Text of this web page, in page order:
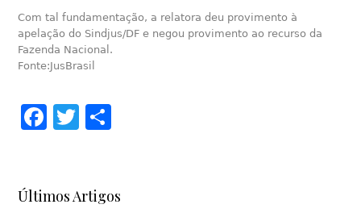
Com tal fundamentação, a relatora deu provimento à
apelação do Sindjus/DF e negou provimento ao recurso da
Fazenda Nacional.
Fonte:JusBrasil
Facebook
Twitter
Últimos Artigos